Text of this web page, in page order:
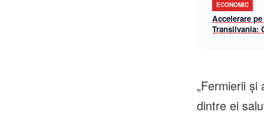
ECONOMIC
Accelerare
Transilvania:
„Fermierii
dintre ei